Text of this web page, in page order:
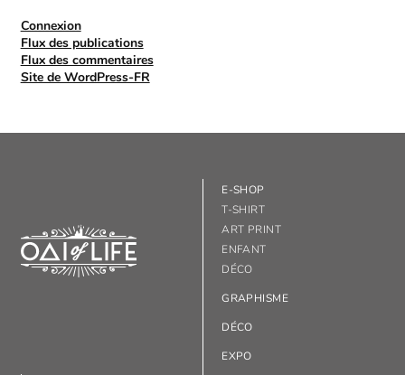
Connexion
Flux des publications
Flux des commentaires
Site de WordPress-FR
E-SHOP
T-SHIRT
ART PRINT
ENFANT
DÉCO
GRAPHISME
DÉCO
EXPO